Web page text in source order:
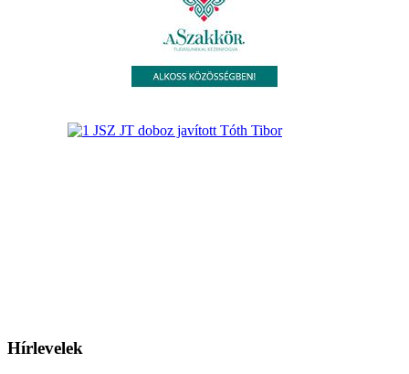
Hírlevelek